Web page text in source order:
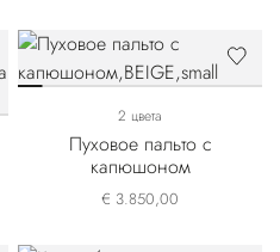
2 цвета
Пуховое пальто с
капюшоном
€ 3.850,00